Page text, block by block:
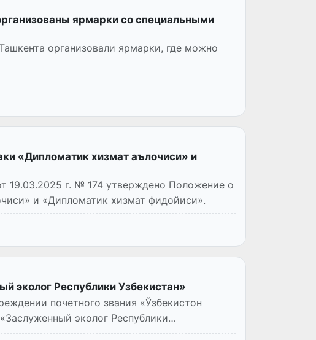
ярмарки со специальными
организовали ярмарки, где можно
«Дипломатик хизмат аълочиси» и
19.03.2025 г. № 174 утверждено Положение о
и «Дипломатик хизмат фидойиси».
эколог Республики Узбекистан»
почетного звания «Ўзбекистон
эколог Республики